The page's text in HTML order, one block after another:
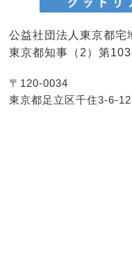
公益社団法人東京都宅
東京都知事（2）第
〒120-0034
東京都足立区千住3-6-